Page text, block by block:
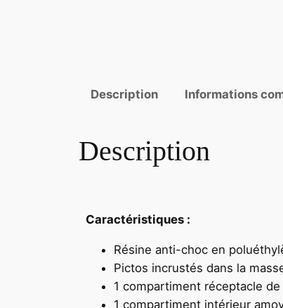
Description
Informations
Description
Caractéristiques :
Résine anti-choc en
Pictos incrustés dans la
1 compartiment réceptacle
1 compartiment intérieur